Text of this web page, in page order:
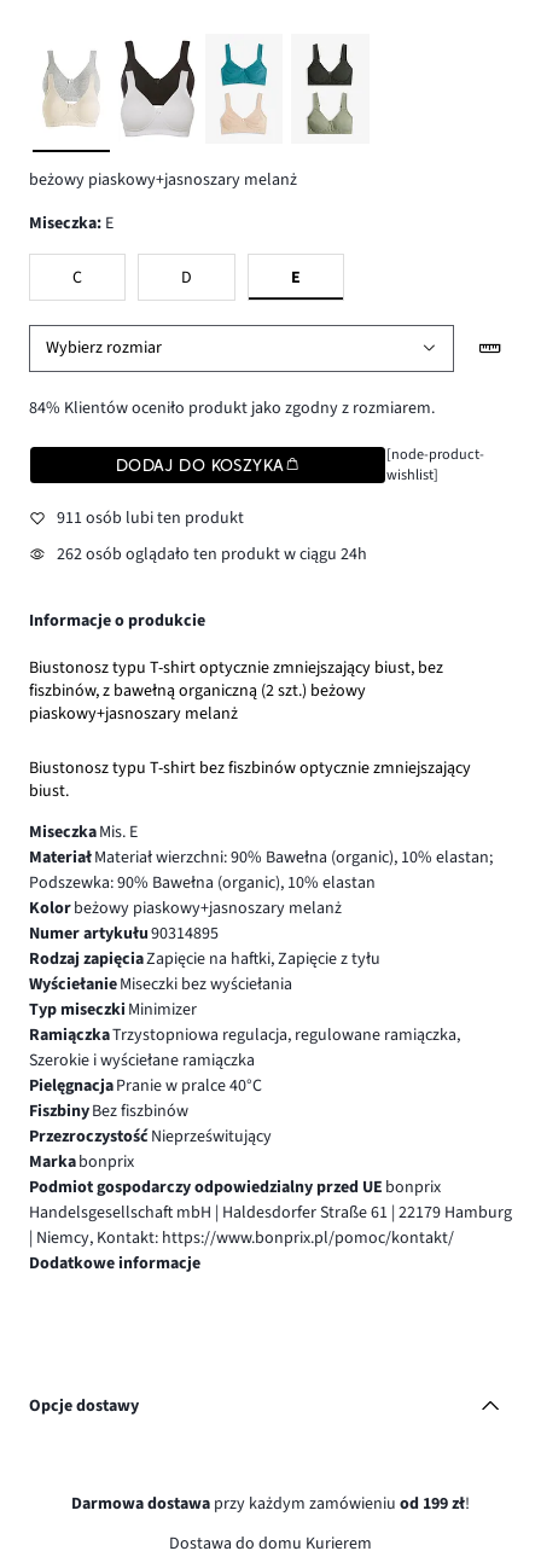
beżowy piaskowy+jasnoszary melanż
Miseczka: E
C D E
Wybierz rozmiar
84% Klientów oceniło produkt jako zgodny z rozmiarem.
DODAJ DO KOSZYKA
[node-product-
wishlist]
911 osób lubi ten produkt
262 osób oglądało ten produkt w ciągu 24h
Informacje o produkcie
Biustonosz typu T-shirt optycznie zmniejszający biust, bez
fiszbinów, z bawełną organiczną (2 szt.) beżowy
piaskowy+jasnoszary melanż
Biustonosz typu T-shirt bez fiszbinów optycznie zmniejszający
biust.
MiseczkaMis. E
MateriałMateriał wierzchni: 90% Bawełna (organic), 10% elastan;
Podszewka: 90% Bawełna (organic), 10% elastan
Kolorbeżowy piaskowy+jasnoszary melanż
Numer artykułu90314895
Rodzaj zapięciaZapięcie na haftki, Zapięcie z tyłu
WyściełanieMiseczki bez wyściełania
Typ miseczki Minimizer
RamiączkaTrzystopniowa regulacja, regulowane ramiączka,
Szerokie i wyściełane ramiączka
PielęgnacjaPranie w pralce 40°C
FiszbinyBez fiszbinów
PrzezroczystośćNieprześwitujący
Markabonprix
Podmiot gospodarczy odpowiedzialny przed UE bonprix
Handelsgesellschaft mbH | Haldesdorfer Straße 61 | 22179 Hamburg
| Niemcy, Kontakt: https://www.bonprix.pl/pomoc/kontakt/
Dodatkowe informacje
Opcje dostawy
Darmowa dostawa przy każdym zamówieniu od 199 zł!
Dostawa do domu Kurierem